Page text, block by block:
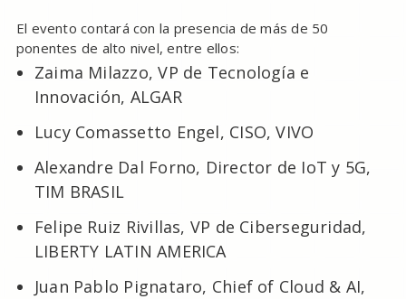
El evento contará con la presencia de más de 50
ponentes de alto nivel, entre ellos:
Zaima Milazzo, VP de Tecnología e
Innovación, ALGAR
Lucy Comassetto Engel, CISO, VIVO
Alexandre Dal Forno, Director de IoT y 5G,
TIM BRASIL
Felipe Ruiz Rivillas, VP de Ciberseguridad,
LIBERTY LATIN AMERICA
Juan Pablo Pignataro, Chief of Cloud & AI,